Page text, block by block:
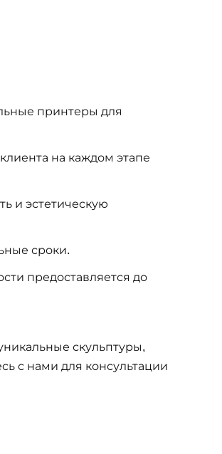
принтеры для
на каждом этапе
и эстетическую
сроки.
предоставляется до
скульптуры,
с нами для консультации